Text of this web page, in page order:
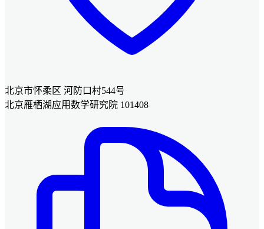
北京市怀柔区 河防口村544号
北京雁栖湖应用数学研究院 101408